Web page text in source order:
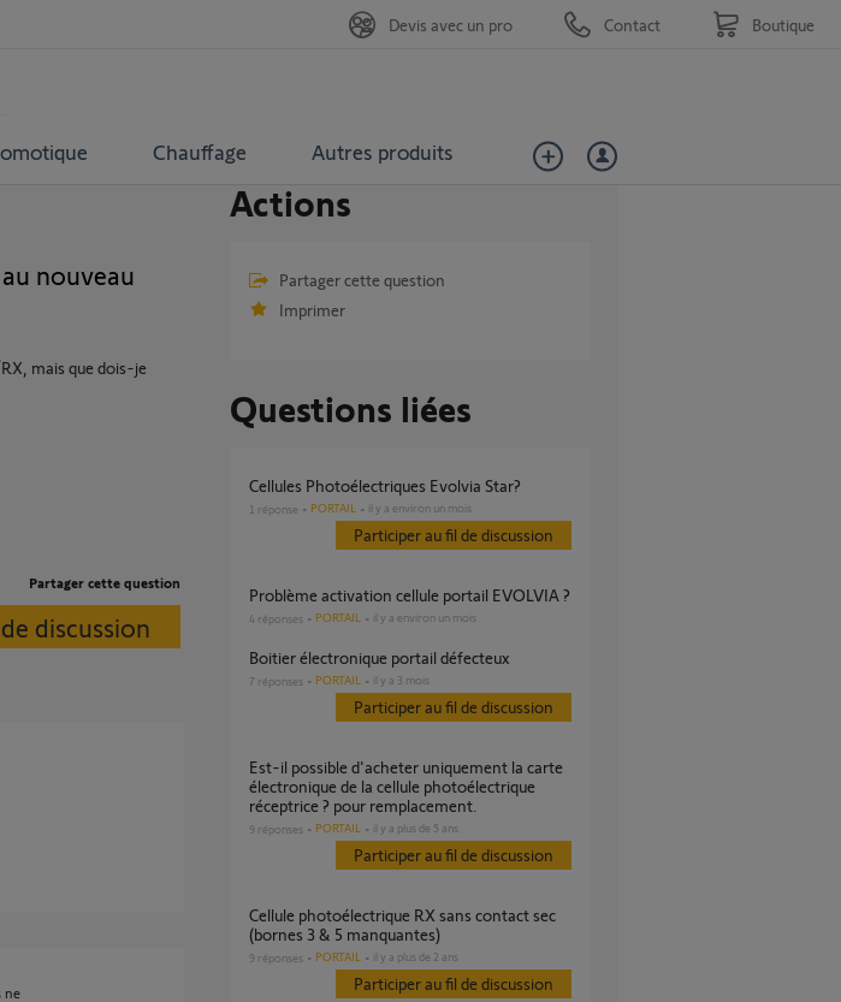
Chauffage Autres produits
Devis avec un pro Contact Boutique
nouveau
mais que dois-je
Partager cette question
discussion
ne
Actions
Partager cette question
Imprimer
Questions liées
Cellules Photoélectriques Evolvia Star?
1 réponse PORTAIL il y a environ un mois
Participer au fil de discussion
Problème activation cellule portail EVOLVIA ?
4 réponses PORTAIL il y a environ un mois
Boitier électronique portail défecteux
7 réponses PORTAIL il y a 3 mois
Participer au fil de discussion
Est-il possible d'acheter uniquement la carte
électronique de la cellule photoélectrique
réceptrice ? pour remplacement.
9 réponses PORTAIL il y a plus de 5 ans
Participer au fil de discussion
Cellule photoélectrique RX sans contact sec
(bornes 3 & 5 manquantes)
9 réponses PORTAIL il y a plus de 2 ans
Participer au fil de discussion